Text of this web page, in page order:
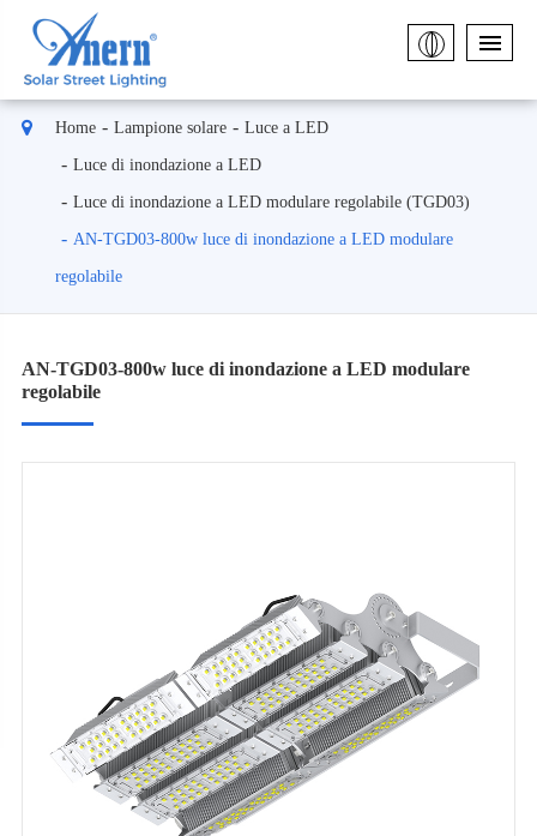
Home Lampione solare Luce a LED
Luce di inondazione a LED
Luce di inondazione a LED modulare regolabile (TGD03)
AN-TGD03-800w luce di inondazione a LED modulare
regolabile
AN-TGD03-800w luce di inondazione a LED modulare
regolabile